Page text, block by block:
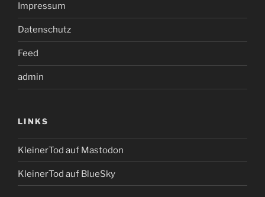
Impressum
Datenschutz
Feed
admin
LINKS
KleinerTod auf Mastodon
KleinerTod auf BlueSky